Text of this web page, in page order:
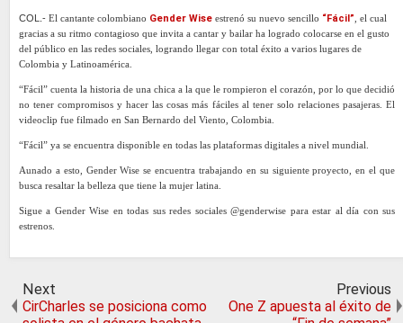
COL.- El cantante colombiano Gender Wise estrenó su nuevo sencillo “Fácil” , el cual
gracias a su ritmo contagioso que invita a cantar y bailar ha logrado colocarse en el gusto
del público en las redes sociales, logrando llegar con total éxito a varios lugares de
Colombia y Latinoamérica.
“Fácil” cuenta la historia de una chica a la que le rompieron el corazón, por lo que decidió
no tener compromisos y hacer las cosas más fáciles al tener solo relaciones pasajeras. El
videoclip fue filmado en San Bernardo del Viento, Colombia.
“Fácil” ya se encuentra disponible en todas las plataformas digitales a nivel mundial.
Aunado a esto, Gender Wise se encuentra trabajando en su siguiente proyecto, en el que
busca resaltar la belleza que tiene la mujer latina.
Sigue a Gender Wise en todas sus redes sociales @genderwise para estar al día con sus
estrenos.
Next
CirCharles se posiciona como
Previous
One Z apuesta al éxito de